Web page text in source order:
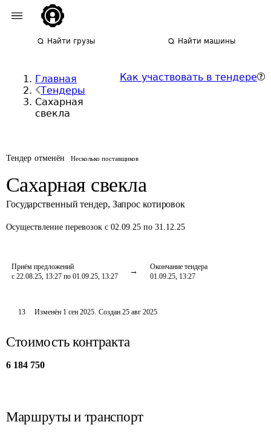
Найти грузы Найти машины
Главная
Тендеры
Сахарная
свекла
Как участвовать в тендере
Тендер отменён Несколько поставщиков
Сахарная свекла
Государственный тендер, Запрос котировок
Осуществление перевозок с 02.09.25 по 31.12.25
Приём предложений
с 22.08.25, 13:27 по 01.09.25, 13:27
Окончание тендера
01.09.25, 13:27
13 Изменён 1 сен 2025. Создан 25 авг 2025
Стоимость контракта
6 184 750
Маршруты и транспорт